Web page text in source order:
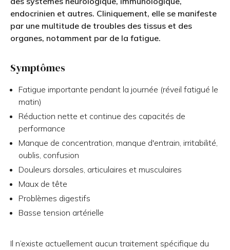
endocrinien et autres. Cliniquement, elle se manifeste
par une multitude de troubles des tissus et des
organes, notamment par de la fatigue.
Symptômes
Fatigue importante pendant la journée (réveil fatigué le
matin)
Réduction nette et continue des capacités de
performance
Manque de concentration, manque d'entrain, irritabilité,
oublis, confusion
Douleurs dorsales, articulaires et musculaires
Maux de tête
Problèmes digestifs
Basse tension artérielle
Il n’existe actuellement aucun traitement spécifique du